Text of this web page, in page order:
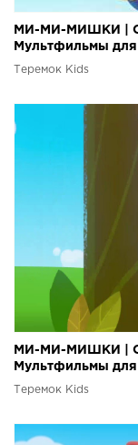
МИ-МИ-МИШКИ |
Мультфильмы для
Теремок Kids
МИ-МИ-МИШКИ |
Мультфильмы для
Теремок Kids